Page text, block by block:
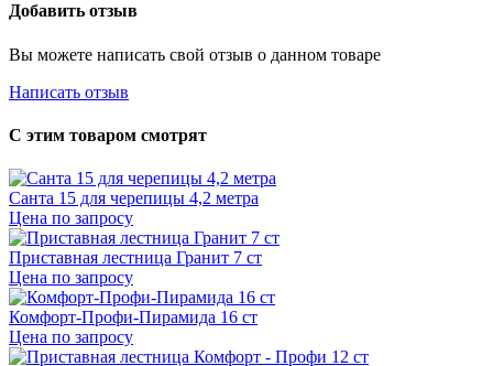
Добавить отзыв
Вы можете написать свой отзыв о данном товаре
Написать отзыв
С этим товаром смотрят
Санта 15 для черепицы 4,2 метра
Цена по запросу
Приставная лестница Гранит 7 ст
Цена по запросу
Комфорт-Профи-Пирамида 16 ст
Цена по запросу